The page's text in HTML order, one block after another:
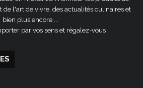
de l'art de vivre, des actualités culinaires et
bien plus encore ...
par vos sens et régalez-vous !